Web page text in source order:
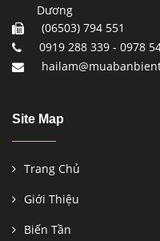
Dương
(06503) 794 551
0919 288 339 - 0978
Site Map
Trang Chủ
Giới Thiệu
Biến Tần